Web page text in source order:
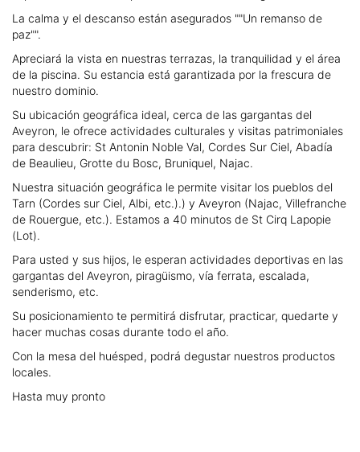
La calma y el descanso están asegurados ""Un remanso de
paz"".
Apreciará la vista en nuestras terrazas, la tranquilidad y el área
de la piscina. Su estancia está garantizada por la frescura de
nuestro dominio.
Su ubicación geográfica ideal, cerca de las gargantas del
Aveyron, le ofrece actividades culturales y visitas patrimoniales
para descubrir: St Antonin Noble Val, Cordes Sur Ciel, Abadía
de Beaulieu, Grotte du Bosc, Bruniquel, Najac.
Nuestra situación geográfica le permite visitar los pueblos del
Tarn (Cordes sur Ciel, Albi, etc.).) y Aveyron (Najac, Villefranche
de Rouergue, etc.). Estamos a 40 minutos de St Cirq Lapopie
(Lot).
Para usted y sus hijos, le esperan actividades deportivas en las
gargantas del Aveyron, piragüismo, vía ferrata, escalada,
senderismo, etc.
Su posicionamiento te permitirá disfrutar, practicar, quedarte y
hacer muchas cosas durante todo el año.
Con la mesa del huésped, podrá degustar nuestros productos
locales.
Hasta muy pronto